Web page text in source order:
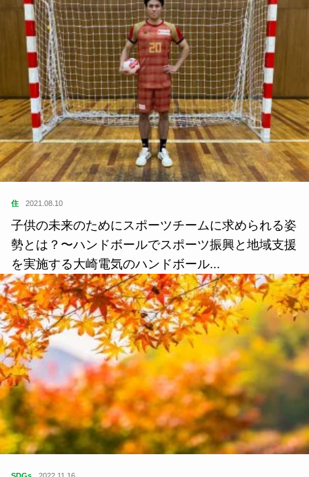
住 2021.08.10
子供の未来のためにスポーツチームに求められる姿
勢とは？〜ハンドボールでスポーツ振興と地域支援
を実施する大崎電気のハンドボール...